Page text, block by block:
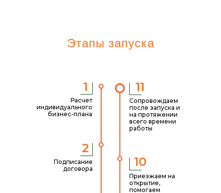
Этапы запуска
Расчет
индивидуального
бизнес-плана
1
Подписание
договора
2
Сопровождаем
после запуска и
на протяжении
всего времени
работы
11
Приезжаем на
открытие,
помогаем
10
дачные дома, пристройки,
Высокий спрос на
недорогую продукцию